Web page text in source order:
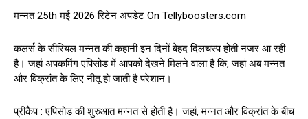
मन्नत 25th मई 2026 रिटेन अपडेट On Tellyboosters.com
कलर्स के सीरियल मन्नत की कहानी इन दिनों बेहद दिलचस्प होती नजर आ रही
है। जहां अपकमिंग एपिसोड में आपको देखने मिलने वाला है कि, जहां अब मन्नत
और विक्रांत के लिए नीतू हो जाती है परेशान।
प्रीकैप : एपिसोड की शुरुआत मन्नत से होती है। जहां, मन्नत और विक्रांत के बीच